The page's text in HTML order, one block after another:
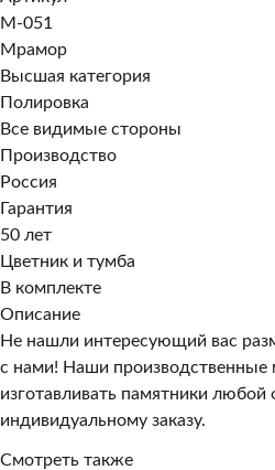
M-051
Мрамор
Высшая категория
Полировка
Все видимые стороны
Производство
Россия
Гарантия
50 лет
Цветник и тумба
В комплекте
Описание
Не нашли интересующий вас
с нами! Наши
изготавливать памятники
индивидуальному заказу.
Смотреть также